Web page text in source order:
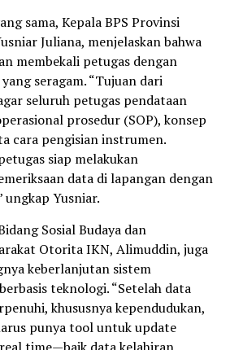
sama, Kepala BPS Provinsi
Juliana, menjelaskan bahwa
membekali petugas dengan
seragam. “Tujuan dari
seluruh petugas pendataan
prosedur (SOP), konsep
cara pengisian instrumen.
siap melakukan
data di lapangan dengan
ungkap Yusniar.
Sosial Budaya dan
Otorita IKN, Alimuddin, juga
keberlanjutan sistem
teknologi. “Setelah data
khususnya kependudukan,
punya tool untuk update